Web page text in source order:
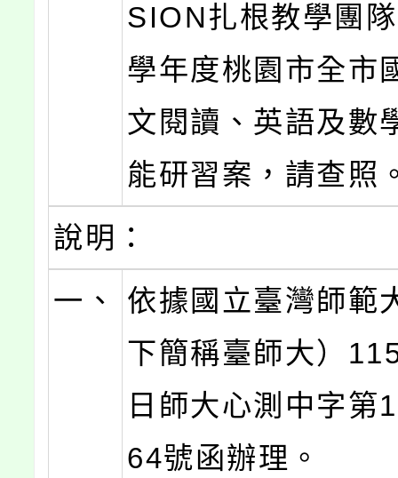
SION扎根教學團
學年度桃園市全市
文閱讀、英語及數
能研習案，請查照
說明：
一、
依據國立臺灣師範
下簡稱臺師大）
日師大心測中字第
64號函辦理。